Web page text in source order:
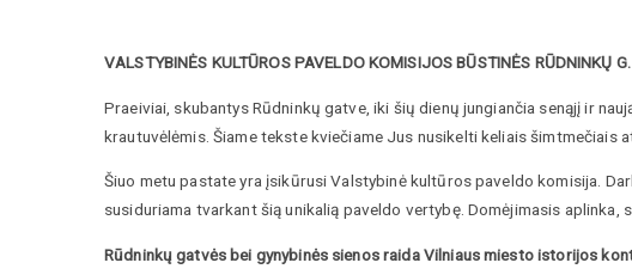
VALSTYBINĖS KULTŪROS PAVELDO KOMISIJOS BŪSTINĖS RŪDNINKŲ
Praeiviai, skubantys Rūdninkų gatve, iki šių dienų jungiančia senąjį ir
krautuvėlėmis. Šiame tekste kviečiame Jus nusikelti keliais šimtmečiais
Šiuo metu pastate yra įsikūrusi Valstybinė kultūros paveldo komisija.
susiduriama tvarkant šią unikalią paveldo vertybę. Domėjimasis
Rūdninkų gatvės bei gynybinės sienos raida Vilniaus miesto istorijos